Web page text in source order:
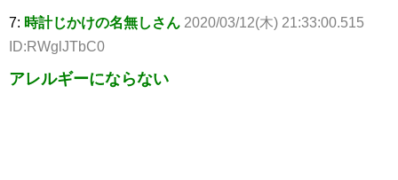
7: 時計じかけの名無しさん 2020/03/12(木) 21:33:00.515
ID:RWglJTbC0
アレルギーにならない